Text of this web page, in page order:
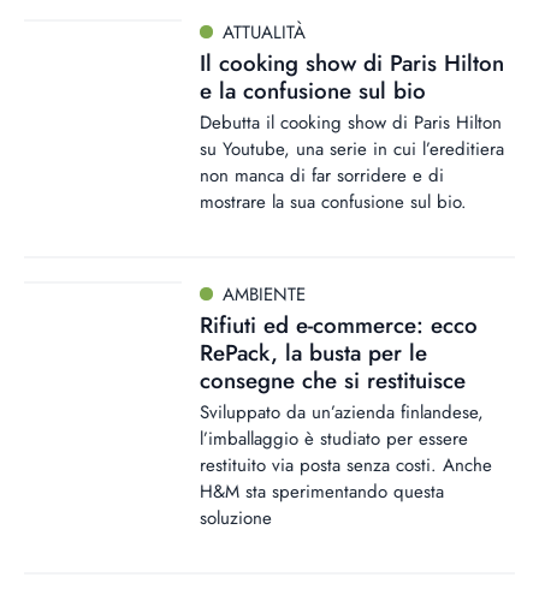
ATTUALITÀ
Il cooking show di Paris Hilton
e la confusione sul bio
Debutta il cooking show di Paris Hilton
su Youtube, una serie in cui l’ereditiera
non manca di far sorridere e di
mostrare la sua confusione sul bio.
AMBIENTE
Rifiuti ed e-commerce: ecco
RePack, la busta per le
consegne che si restituisce
Sviluppato da un’azienda finlandese,
l’imballaggio è studiato per essere
restituito via posta senza costi. Anche
H&M sta sperimentando questa
soluzione